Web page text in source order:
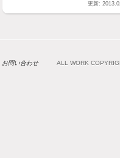
更新:
お問い合わせ ALL WORK